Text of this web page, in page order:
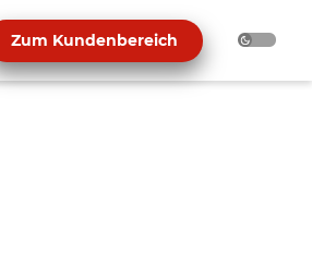
Zum Kundenbereich